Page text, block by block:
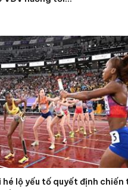
hé lộ yếu tố quyết định chiến